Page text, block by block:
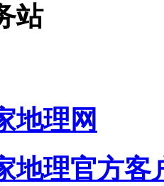
站
地理网
地理官方客